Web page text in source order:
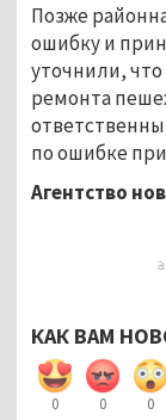
Позже
ошибку и
уточнили,
ремонта
по ошибке
Агентство
КАК ВАМ
0 0 0